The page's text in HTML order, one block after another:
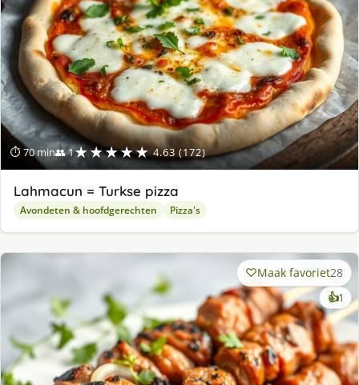
⏱ 70 min👥 1★★★★★ 4.63 (172)
Lahmacun = Turkse pizza
Avondeten & hoofdgerechten Pizza's
Maak favoriet28
👍1